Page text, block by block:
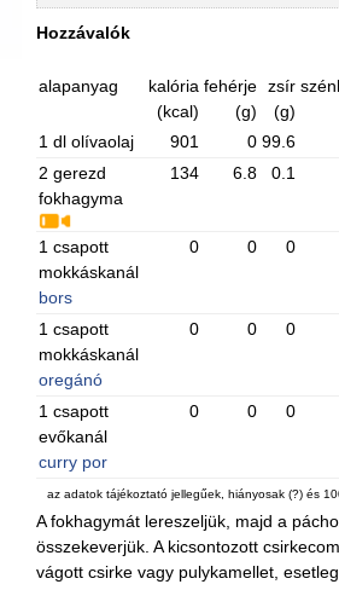
Hozzávalók
alapanyag
kalória
(kcal)
fehérje
(g)
zsír
(g)
1 dl olívaolaj
901 0 99.6
2 gerezd
fokhagyma
134 6.8 0.1
1 csapott
mokkáskanál
bors
0 0 0
1 csapott
mokkáskanál
oregánó
0 0 0
1 csapott
evőkanál
curry por
0 0 0
az adatok tájékoztató jellegűek, hiányosak (?) és
A fokhagymát lereszeljük, majd a
összekeverjük. A kicsontozott
vágott csirke vagy pulykamellet,